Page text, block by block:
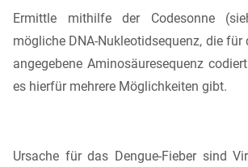
Ermittle mithilfe der Codesonne
mögliche DNA-Nukleotidsequenz, die
angegebene Aminosäuresequenz
es hierfür mehrere Möglichkeiten gibt.
Ursache für das Dengue-Fieber sind